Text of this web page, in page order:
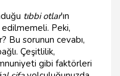
tıbbi otlar'ın
Peki,
Bu sorunun cevabı,
Çeşitlilik,
gibi faktörleri